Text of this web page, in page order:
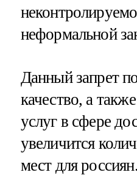
неформальной
Данный запрет
качество, а
услуг в сфере
увеличится
мест для россиян.